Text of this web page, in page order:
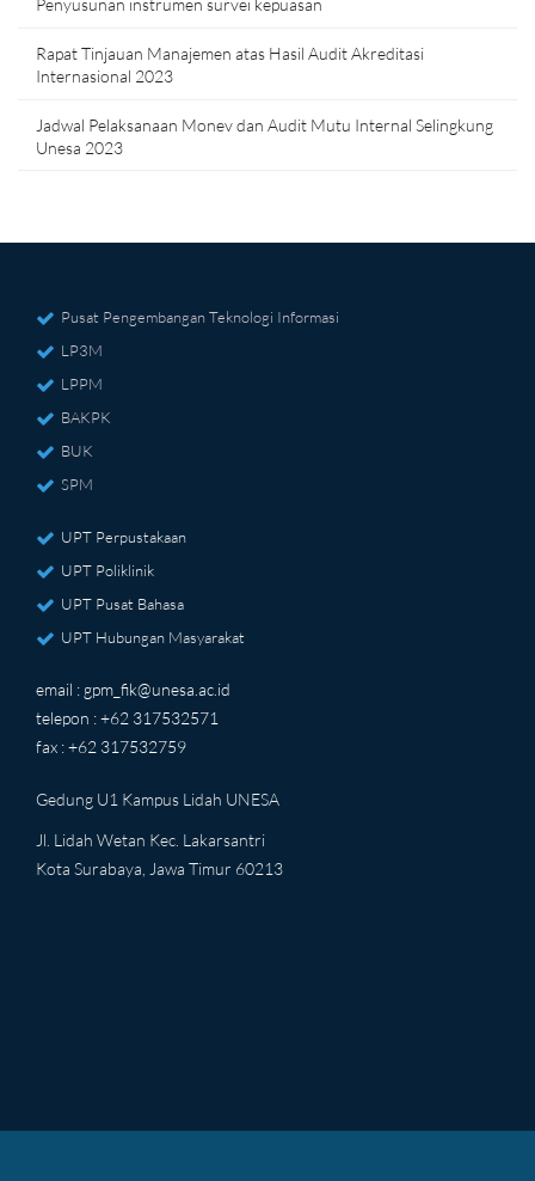
Rapat Tinjauan Manajemen atas Hasil Audit Akreditasi
Internasional 2023
Jadwal Pelaksanaan Monev dan Audit Mutu Internal Selingkung
Unesa 2023
Pusat Pengembangan Teknologi Informasi
LP3M
LPPM
BAKPK
BUK
SPM
UPT Perpustakaan
UPT Poliklinik
UPT Pusat Bahasa
UPT Hubungan Masyarakat
email : gpm_fik@unesa.ac.id
telepon : +62 317532571
fax : +62 317532759
Gedung U1 Kampus Lidah UNESA
Jl. Lidah Wetan Kec. Lakarsantri
Kota Surabaya, Jawa Timur 60213